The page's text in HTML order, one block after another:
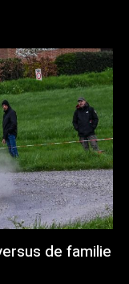
de familie